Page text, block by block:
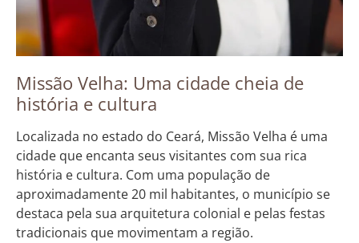
Missão Velha: Uma cidade cheia de
história e cultura
Localizada no estado do Ceará, Missão Velha é uma
cidade que encanta seus visitantes com sua rica
história e cultura. Com uma população de
aproximadamente 20 mil habitantes, o município se
destaca pela sua arquitetura colonial e pelas festas
tradicionais que movimentam a região.